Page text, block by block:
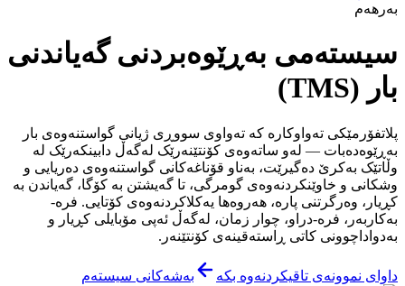
بەرهەم
سیستەمی بەڕێوەبردنی گەیاندنی
بار (TMS)
پلاتفۆرمێکی تەواوکارە کە تەواوی سووڕی ژیانی گواستنەوەی بار
بەڕێوەدەبات — لەو ساتەوەی کۆنتێنەرێک لەگەڵ دابینکەرێک لە
وڵاتێک بەکرێ دەگیرێت، بەناو قۆناغەکانی گواستنەوەی دەریایی و
وشکانی و خاوێنکردنەوەی گومرگی، تا گەیشتن بە کۆگا، گەیاندن بە
کڕیار، وەرگرتنی پارە، هەروەها یەکلاکردنەوەی کۆتایی. فرە-
بەکاربەر، فرە-دراو، چوار زمان، لەگەڵ ئەپی مۆبایلی کڕیار و
بەدواداچوونی کاتی ڕاستەقینەی کۆنتێنەر.
داوای نموونەی تاقیکردنەوە بکە بەشەکانی سیستەم